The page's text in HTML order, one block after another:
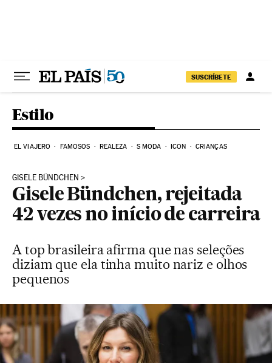
SUSCRÍBETE
Estilo
EL VIAJERO FAMOSOS REALEZA S MODA ICON CRIANÇAS
GISELE BÜNDCHEN
Gisele Bündchen, rejeitada
42 vezes no início de carreira
A top brasileira afirma que nas seleções
diziam que ela tinha muito nariz e olhos
pequenos